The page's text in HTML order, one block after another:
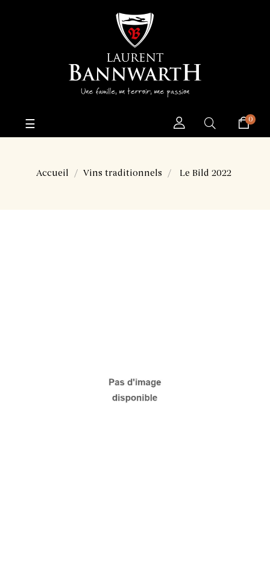
Basculer
la
☰ 0
Accueil Vins traditionnels Le Bild 2022